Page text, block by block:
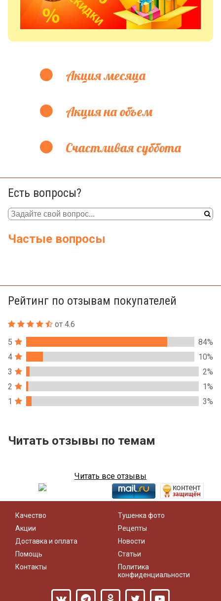
Акция месяца
Акция на объем
Счастливая суббота
Есть вопросы?
Частые вопросы
Рейтинг по отзывам покупателей
от 4.6
5
84%
4
10%
3
2%
2
1%
1
3%
Читать отзывы по темам
Читать все отзывы
Качество
Акции
Доставка и оплата
Помощь
Контакты
Тушенка фото
Рецепты
Новости
Статьи
Политика
конфиденциальности